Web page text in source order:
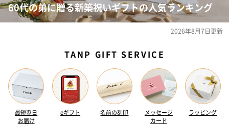
60代の弟に贈る新築祝いギフトの人気ランキング
2026年8月7日更新
TANP GIFT SERVICE
最短翌日
お届け
eギフト 名前の刻印
メッセージ
カード
ラッピング